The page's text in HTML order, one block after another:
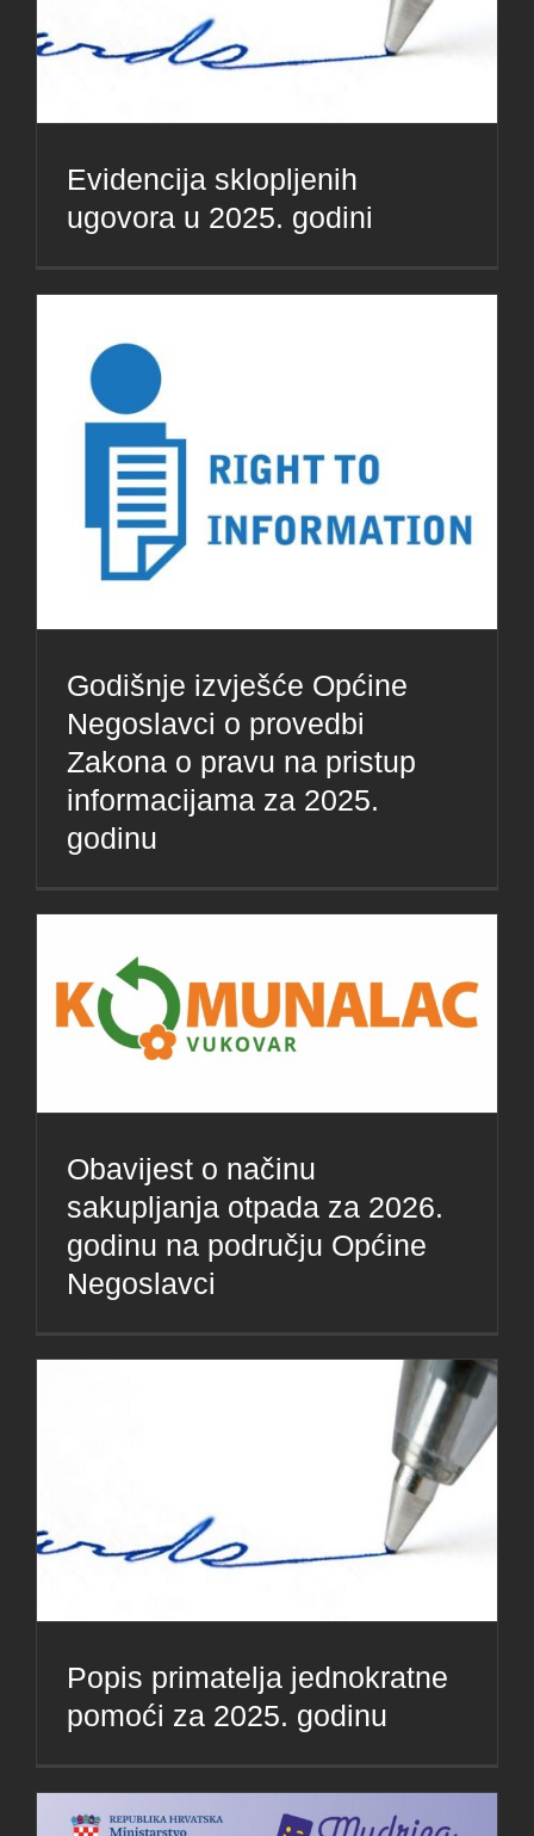
Evidencija sklopljenih
ugovora u 2025. godini
Godišnje izvješće Općine
Negoslavci o provedbi
Zakona o pravu na pristup
informacijama za 2025.
godinu
Obavijest o načinu
sakupljanja otpada za 2026.
godinu na području Općine
Negoslavci
Popis primatelja jednokratne
pomoći za 2025. godinu